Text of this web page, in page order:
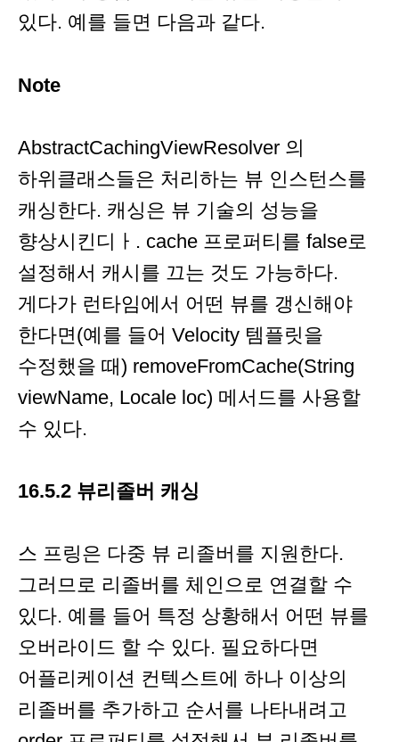
있다. 예를 들면 다음과 같다.
Note
AbstractCachingViewResolver 의
하위클래스들은 처리하는 뷰 인스턴스를
캐싱한다. 캐싱은 뷰 기술의 성능을
향상시킨디ㅏ. cache 프로퍼티를 false로
설정해서 캐시를 끄는 것도 가능하다.
게다가 런타임에서 어떤 뷰를 갱신해야
한다면(예를 들어 Velocity 템플릿을
수정했을 때) removeFromCache(String
viewName, Locale loc) 메서드를 사용할
수 있다.
16.5.2 뷰리졸버 캐싱
스 프링은 다중 뷰 리졸버를 지원한다.
그러므로 리졸버를 체인으로 연결할 수
있다. 예를 들어 특정 상황해서 어떤 뷰를
오버라이드 할 수 있다. 필요하다면
어플리케이션 컨텍스트에 하나 이상의
리졸버를 추가하고 순서를 나타내려고